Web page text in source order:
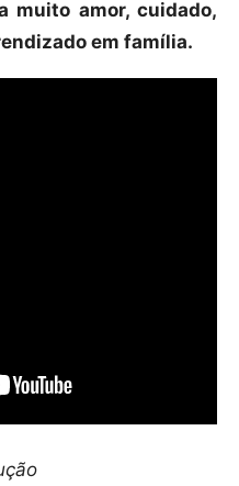
muito amor, cuidado,
em família.